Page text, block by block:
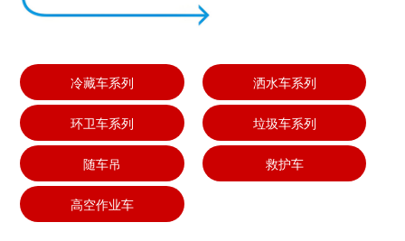
冷藏车系列 洒水车系列
环卫车系列 垃圾车系列
随车吊 救护车
高空作业车